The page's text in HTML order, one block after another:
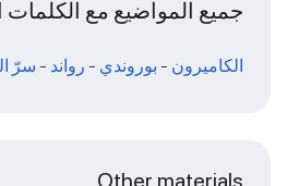
جميع المواضيع مع الكلمات
الكاميرون - بوروندي - رواند - سرّ